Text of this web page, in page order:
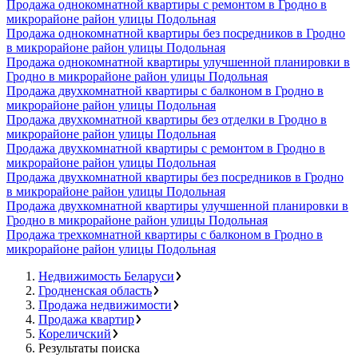
Продажа однокомнатной квартиры с ремонтом в Гродно в
микрорайоне район улицы Подольная
Продажа однокомнатной квартиры без посредников в Гродно
в микрорайоне район улицы Подольная
Продажа однокомнатной квартиры улучшенной планировки в
Гродно в микрорайоне район улицы Подольная
Продажа двухкомнатной квартиры с балконом в Гродно в
микрорайоне район улицы Подольная
Продажа двухкомнатной квартиры без отделки в Гродно в
микрорайоне район улицы Подольная
Продажа двухкомнатной квартиры с ремонтом в Гродно в
микрорайоне район улицы Подольная
Продажа двухкомнатной квартиры без посредников в Гродно
в микрорайоне район улицы Подольная
Продажа двухкомнатной квартиры улучшенной планировки в
Гродно в микрорайоне район улицы Подольная
Продажа трехкомнатной квартиры с балконом в Гродно в
микрорайоне район улицы Подольная
Недвижимость Беларуси
Гродненская область
Продажа недвижимости
Продажа квартир
Кореличский
Результаты поиска